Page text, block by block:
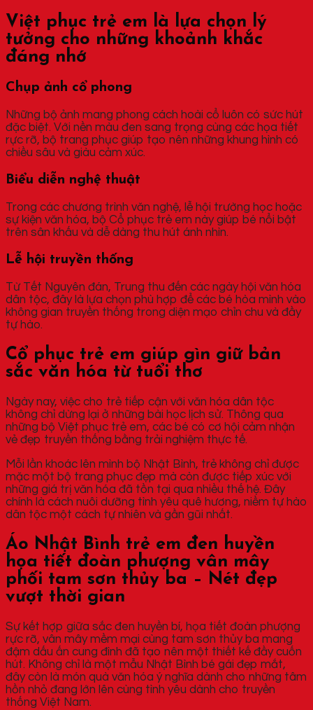
Việt phục trẻ em là lựa chọn lý
tưởng cho những khoảnh khắc
đáng nhớ
Chụp ảnh cổ phong
Những bộ ảnh mang phong cách hoài cổ luôn có sức hút
đặc biệt. Với nền màu đen sang trọng cùng các họa tiết
rực rỡ, bộ trang phục giúp tạo nên những khung hình có
chiều sâu và giàu cảm xúc.
Biểu diễn nghệ thuật
Trong các chương trình văn nghệ, lễ hội trường học hoặc
sự kiện văn hóa, bộ Cổ phục trẻ em này giúp bé nổi bật
trên sân khấu và dễ dàng thu hút ánh nhìn.
Lễ hội truyền thống
Từ Tết Nguyên đán, Trung thu đến các ngày hội văn hóa
dân tộc, đây là lựa chọn phù hợp để các bé hòa mình vào
không gian truyền thống trong diện mạo chỉn chu và đầy
tự hào.
Cổ phục trẻ em giúp gìn giữ bản
sắc văn hóa từ tuổi thơ
Ngày nay, việc cho trẻ tiếp cận với văn hóa dân tộc
không chỉ dừng lại ở những bài học lịch sử. Thông qua
những bộ Việt phục trẻ em, các bé có cơ hội cảm nhận
vẻ đẹp truyền thống bằng trải nghiệm thực tế.
Mỗi lần khoác lên mình bộ Nhật Bình, trẻ không chỉ được
mặc một bộ trang phục đẹp mà còn được tiếp xúc với
những giá trị văn hóa đã tồn tại qua nhiều thế hệ. Đây
chính là cách nuôi dưỡng tình yêu quê hương, niềm tự hào
dân tộc một cách tự nhiên và gần gũi nhất.
Áo Nhật Bình trẻ em đen huyền
họa tiết đoàn phượng vân mây
phối tam sơn thủy ba – Nét đẹp
vượt thời gian
Sự kết hợp giữa sắc đen huyền bí, họa tiết đoàn phượng
rực rỡ, vân mây mềm mại cùng tam sơn thủy ba mang
đậm dấu ấn cung đình đã tạo nên một thiết kế đầy cuốn
hút. Không chỉ là một mẫu Nhật Bình bé gái đẹp mắt,
đây còn là món quà văn hóa ý nghĩa dành cho những tâm
hồn nhỏ đang lớn lên cùng tình yêu dành cho truyền
thống Việt Nam.